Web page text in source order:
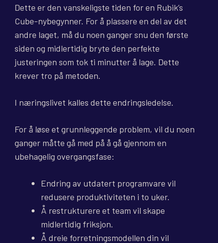
Dette er den vanskeligste tiden for en Rubik’s
Cube-nybegynner. For å plassere en del av det
andre laget, må du noen ganger snu den første
siden og midlertidig bryte den perfekte
justeringen som tok ti minutter å lage. Dette
krever tro på metoden.
I næringslivet kalles dette endringsledelse.
For å løse et grunnleggende problem, vil du noen
ganger måtte gå med på å gå gjennom en
ubehagelig overgangsfase:
Endring av utdatert programvare vil
redusere produktiviteten i to uker.
Å restrukturere et team vil skape
midlertidig friksjon.
Å dreie forretningsmodellen din vil